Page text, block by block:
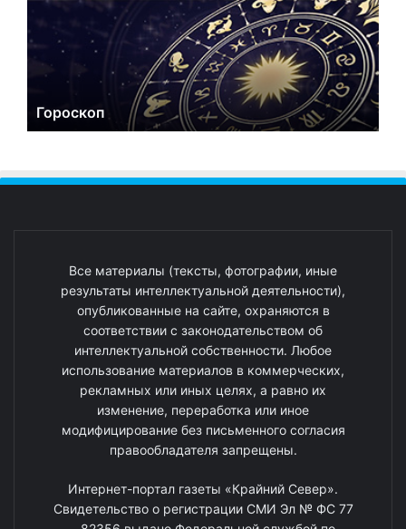
Гороскоп
Все материалы (тексты, фотографии, иные
результаты интеллектуальной деятельности),
опубликованные на сайте, охраняются в
соответствии с законодательством об
интеллектуальной собственности. Любое
использование материалов в коммерческих,
рекламных или иных целях, а равно их
изменение, переработка или иное
модифицирование без письменного согласия
правообладателя запрещены.
Интернет-портал газеты «Крайний Север».
Свидетельство о регистрации СМИ Эл № ФС 77